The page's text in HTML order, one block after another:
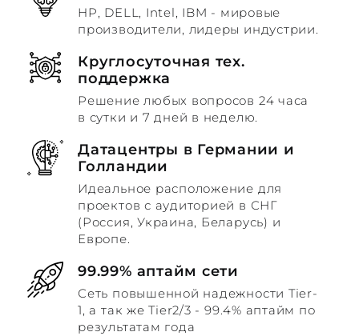
HP, DELL, Intel, IBM - мировые
производители, лидеры индустрии.
Круглосуточная тех.
поддержка
Решение любых вопросов 24 часа
в сутки и 7 дней в неделю.
Датацентры в Германии и
Голландии
Идеальное расположение для
проектов с аудиторией в СНГ
(Россия, Украина, Беларусь) и
Европе.
99.99% аптайм сети
Сеть повышенной надежности Tier-
1, а так же Tier2/3 - 99.4% аптайм по
результатам года